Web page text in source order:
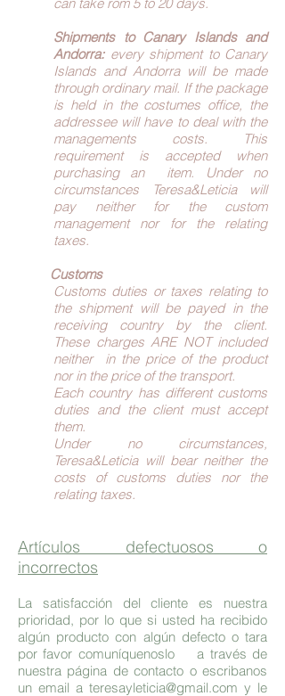
Shipments to Canary Islands and
Andorra:every shipment to Canary
Islands and Andorra will be made
through ordinary mail. If the package
is held in the costumes office, the
addressee will have to deal with the
managements costs. This
requirement is accepted when
purchasing an item. Under no
circumstances Teresa&Leticia will
pay neither for the custom
management nor for the relating
taxes.
Customs
Customs duties or taxes relating to
the shipment will be payed in the
receiving country by the client.
These charges ARE NOT included
neither in the price of the product
nor in the price of the transport.
Each country has different customs
duties and the client must accept
them.
Under no circumstances,
Teresa&Leticia will bear neither the
costs of customs duties nor the
relating taxes.
Artículos defectuosos o
incorrectos
La satisfacción del cliente es nuestra
prioridad, por lo que si usted ha recibido
algún producto con algún defecto o tara
por favor comuníquenoslo a través de
nuestra página de contacto o escribanos
un email a teresayleticia@gmail.com y le